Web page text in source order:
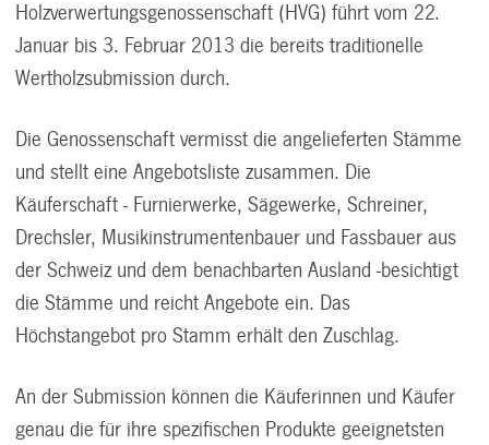
Holzverwertungsgenossenschaft (HVG) führt vom 22.
Januar bis 3. Februar 2013 die bereits traditionelle
Wertholzsubmission durch.
Die Genossenschaft vermisst die angelieferten Stämme
und stellt eine Angebotsliste zusammen. Die
Käuferschaft - Furnierwerke, Sägewerke, Schreiner,
Drechsler, Musikinstrumentenbauer und Fassbauer aus
der Schweiz und dem benachbarten Ausland -besichtigt
die Stämme und reicht Angebote ein. Das
Höchstangebot pro Stamm erhält den Zuschlag.
An der Submission können die Käuferinnen und Käufer
genau die für ihre spezifischen Produkte geeignetsten